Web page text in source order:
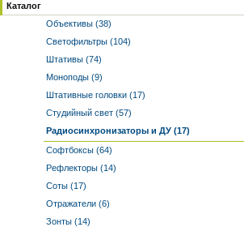
Каталог
Объективы (38)
Светофильтры (104)
Штативы (74)
Моноподы (9)
Штативные головки (17)
Студийный свет (57)
Радиосинхронизаторы и ДУ (17)
Софтбоксы (64)
Рефлекторы (14)
Соты (17)
Отражатели (6)
Зонты (14)